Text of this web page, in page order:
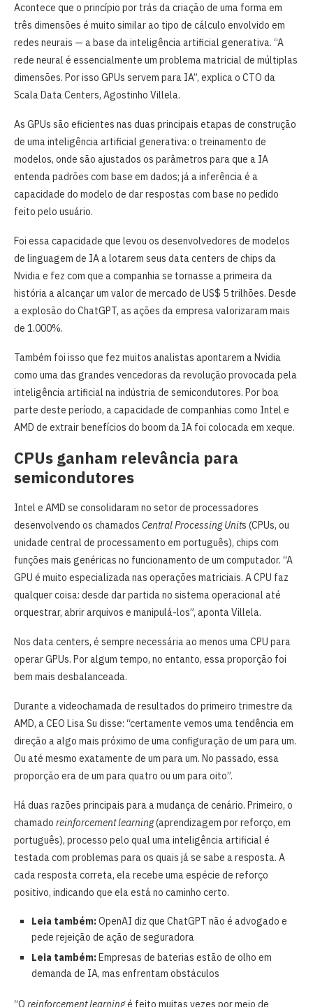
Acontece que o princípio por trás da criação de uma forma em
três dimensões é muito similar ao tipo de cálculo envolvido em
redes neurais — a base da inteligência artificial generativa. “A
rede neural é essencialmente um problema matricial de múltiplas
dimensões. Por isso GPUs servem para IA”, explica o CTO da
Scala Data Centers, Agostinho Villela.
As GPUs são eficientes nas duas principais etapas de construção
de uma inteligência artificial generativa: o treinamento de
modelos, onde são ajustados os parâmetros para que a IA
entenda padrões com base em dados; já a inferência é a
capacidade do modelo de dar respostas com base no pedido
feito pelo usuário.
Foi essa capacidade que levou os desenvolvedores de modelos
de linguagem de IA a lotarem seus data centers de chips da
Nvidia e fez com que a companhia se tornasse a primeira da
história a alcançar um valor de mercado de US$ 5 trilhões. Desde
a explosão do ChatGPT, as ações da empresa valorizaram mais
de 1.000%.
Também foi isso que fez muitos analistas apontarem a Nvidia
como uma das grandes vencedoras da revolução provocada pela
inteligência artificial na indústria de semicondutores. Por boa
parte deste período, a capacidade de companhias como Intel e
AMD de extrair benefícios do boom da IA foi colocada em xeque.
CPUs ganham relevância para
semicondutores
Intel e AMD se consolidaram no setor de processadores
desenvolvendo os chamados Central Processing Units (CPUs, ou
unidade central de processamento em português), chips com
funções mais genéricas no funcionamento de um computador. “A
GPU é muito especializada nas operações matriciais. A CPU faz
qualquer coisa: desde dar partida no sistema operacional até
orquestrar, abrir arquivos e manipulá-los”, aponta Villela.
Nos data centers, é sempre necessária ao menos uma CPU para
operar GPUs. Por algum tempo, no entanto, essa proporção foi
bem mais desbalanceada.
Durante a videochamada de resultados do primeiro trimestre da
AMD, a CEO Lisa Su disse: “certamente vemos uma tendência em
direção a algo mais próximo de uma configuração de um para um.
Ou até mesmo exatamente de um para um. No passado, essa
proporção era de um para quatro ou um para oito”.
Há duas razões principais para a mudança de cenário. Primeiro, o
chamado reinforcement learning(aprendizagem por reforço, em
português), processo pelo qual uma inteligência artificial é
testada com problemas para os quais já se sabe a resposta. A
cada resposta correta, ela recebe uma espécie de reforço
positivo, indicando que ela está no caminho certo.
Leia também:OpenAI diz que ChatGPT não é advogado e
pede rejeição de ação de seguradora
Leia também:Empresas de baterias estão de olho em
demanda de IA, mas enfrentam obstáculos
“O reinforcement learningé feito muitas vezes por meio de